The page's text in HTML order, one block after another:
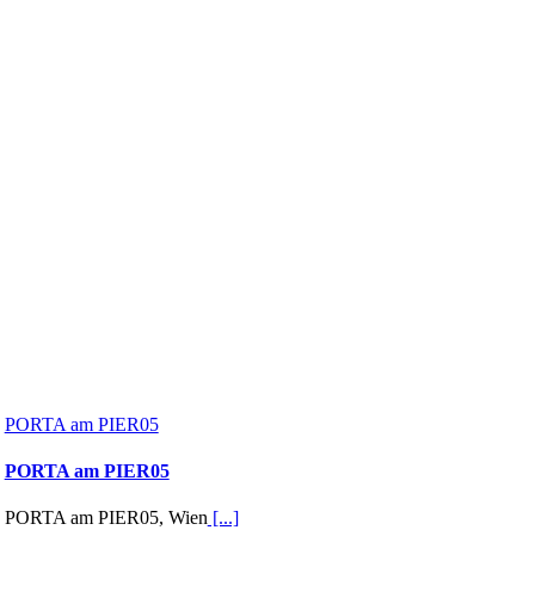
PORTA am PIER05
PORTA am PIER05
PORTA am PIER05, Wien [...]